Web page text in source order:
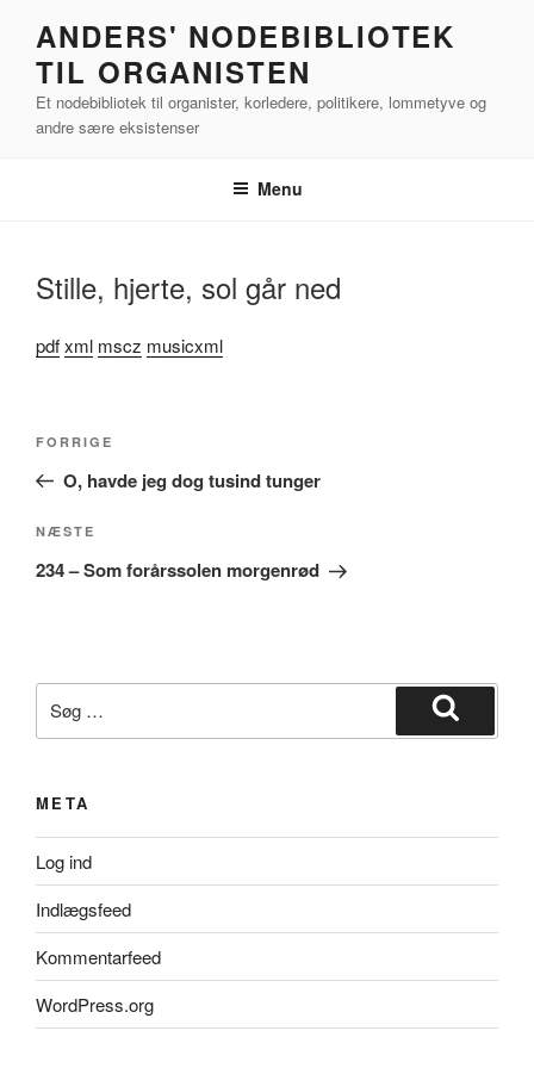
indhold
ANDERS' NODEBIBLIOTEK
TIL ORGANISTEN
Et nodebibliotek til organister, korledere, politikere, lommetyve og
andre sære eksistenser
Menu
Stille, hjerte, sol går ned
pdfxml mscz musicxml
Forrige
indlæg
FORRIGE
O, havde jeg dog tusind tunger
Næste
indlæg
NÆSTE
234 – Som forårssolen morgenrød
efter:
Søg
META
Log ind
Indlægsfeed
Kommentarfeed
WordPress.org